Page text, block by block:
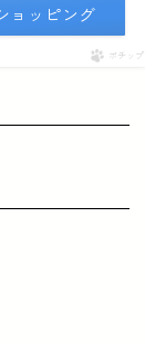
ョッピング
ポチップ